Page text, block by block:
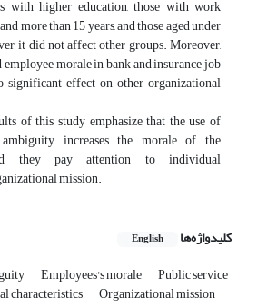
with higher education, those with work
more than 15 years, and those aged under
it did not affect other groups. Moreover,
morale in bank and insurance job
significant effect on other organizational
of this study emphasize that the use of
increases the morale of the
they pay attention to individual
mission.
کلیدواژه‌ها English
Employees's morale Public service
characteristics Organizational mission